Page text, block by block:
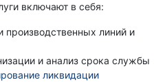
включают в себя:
производственных линий и
и анализ срока службы
ликвидации